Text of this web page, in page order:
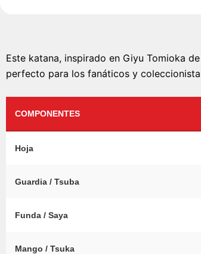
Este katana, inspirado en Giyu Tomioka de
perfecto para los fanáticos y
COMPONENTES
Hoja
Guardia / Tsuba
Funda / Saya
Mango / Tsuka